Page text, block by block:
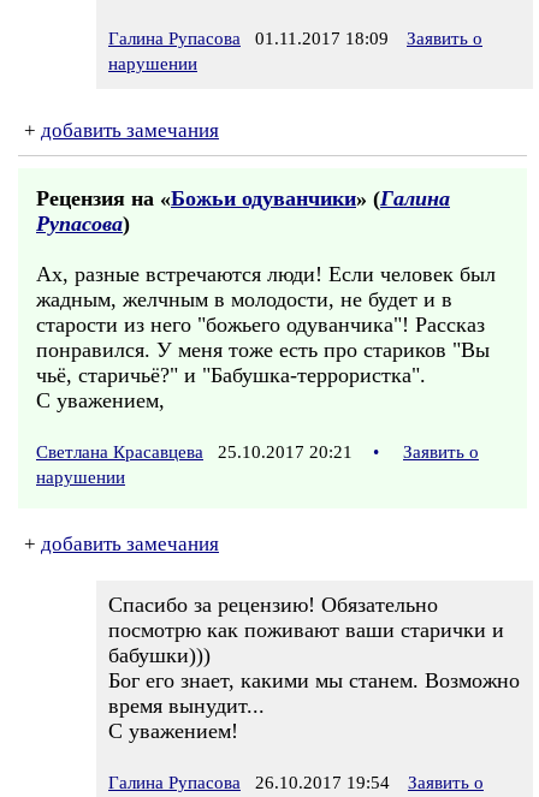
Галина Рупасова 01.11.2017 18:09
Заявить о
нарушении
+ добавить замечания
Рецензия на «Божьи одуванчики» (Галина
Рупасова)
Ах, разные встречаются люди! Если человек был
жадным, желчным в молодости, не будет и в
старости из него "божьего одуванчика"! Рассказ
понравился. У меня тоже есть про стариков "Вы
чьё, старичьё?" и "Бабушка-террористка".
С уважением,
Светлана Красавцева 25.10.2017 20:21 •
Заявить о
нарушении
+ добавить замечания
Спасибо за рецензию! Обязательно
посмотрю как поживают ваши старички и
бабушки)))
Бог его знает, какими мы станем. Возможно
время вынудит...
С уважением!
Галина Рупасова 26.10.2017 19:54
Заявить о